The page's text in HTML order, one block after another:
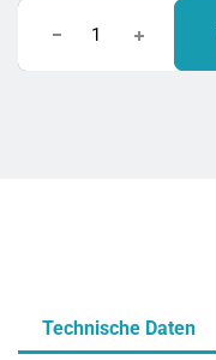
Technische Daten